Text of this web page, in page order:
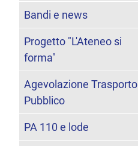
Bandi e news
Progetto "L'Ateneo si
forma"
Agevolazione Trasporto
Pubblico
PA 110 e lode